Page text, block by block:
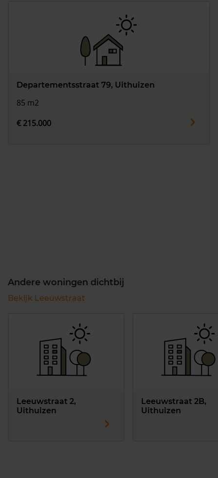
Departementsstraat 79, Uithuizen
85 m2
€ 215.000
Andere woningen dichtbij
Bekijk Leeuwstraat
Leeuwstraat 2,
Uithuizen
Leeuwstraat 2B,
Uithuizen